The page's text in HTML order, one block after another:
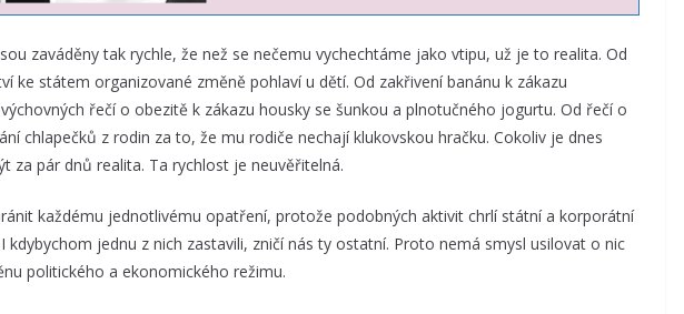
zaváděny tak rychle, že než se nečemu vychechtáme jako vtipu, už je to realita. Od
ke státem organizované změně pohlaví u dětí. Od zakřivení banánu k zákazu
řečí o obezitě k zákazu housky se šunkou a plnotučného jogurtu. Od řečí o
chlapečků z rodin za to, že mu rodiče nechají klukovskou hračku. Cokoliv je dnes
za pár dnů realita. Ta rychlost je neuvěřitelná.
každému jednotlivému opatření, protože podobných aktivit chrlí státní a korporátní
kdybychom jednu z nich zastavili, zničí nás ty ostatní. Proto nemá smysl usilovat o nic
politického a ekonomického režimu.